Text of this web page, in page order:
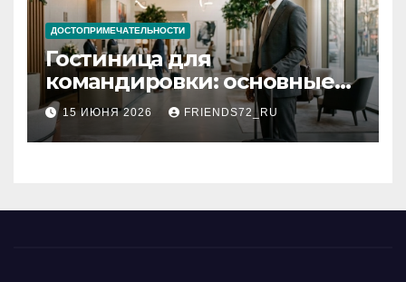
ДОСТОПРИМЕЧАТЕЛЬНОСТИ
Гостиница для
командировки: основные
критерии выбора
15 ИЮНЯ 2026 FRIENDS72_RU